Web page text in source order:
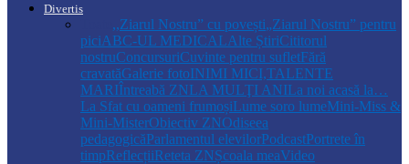
Divertis
,,Ziarul Nostru” cu povești„Ziarul Nostru” pentru
piciABC-UL MEDICALAlte ȘtiriCititorul
nostruConcursuriCuvinte pentru sufletFără
cravatăGalerie fotoINIMI MICI,TALENTE
MARIÎntreabă ZNLA MULŢI ANILa noi acasă la…
La Sfat cu oameni frumoșiLume soro lumeMini-Miss &
Mini-MisterObiectiv ZNOdiseea
pedagogicăParlamentul elevilorPodcastPortrete în
timpReflecțiiReteta ZNȘcoala meaVideo